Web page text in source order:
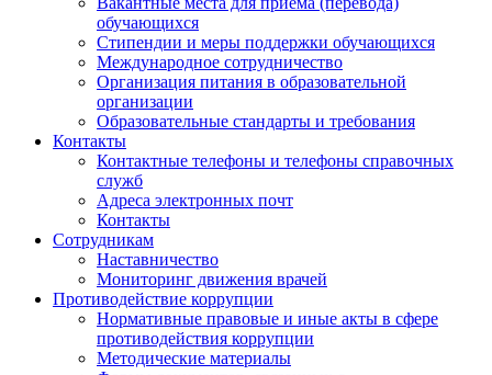
обучающихся
Стипендии и меры поддержки обучающихся
Международное сотрудничество
Организация питания в образовательной
организации
Образовательные стандарты и требования
Контакты
Контактные телефоны и телефоны справочных
служб
Адреса электронных почт
Контакты
Сотрудникам
Наставничество
Мониторинг движения врачей
Противодействие коррупции
Нормативные правовые и иные акты в сфере
противодействия коррупции
Методические материалы